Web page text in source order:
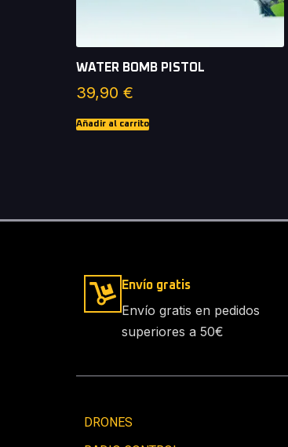
WATER BOMB PISTOL
39,90 €
Añadir al carrito
Envío gratis
Envío gratis en pedidos
superiores a 50€
DRONES